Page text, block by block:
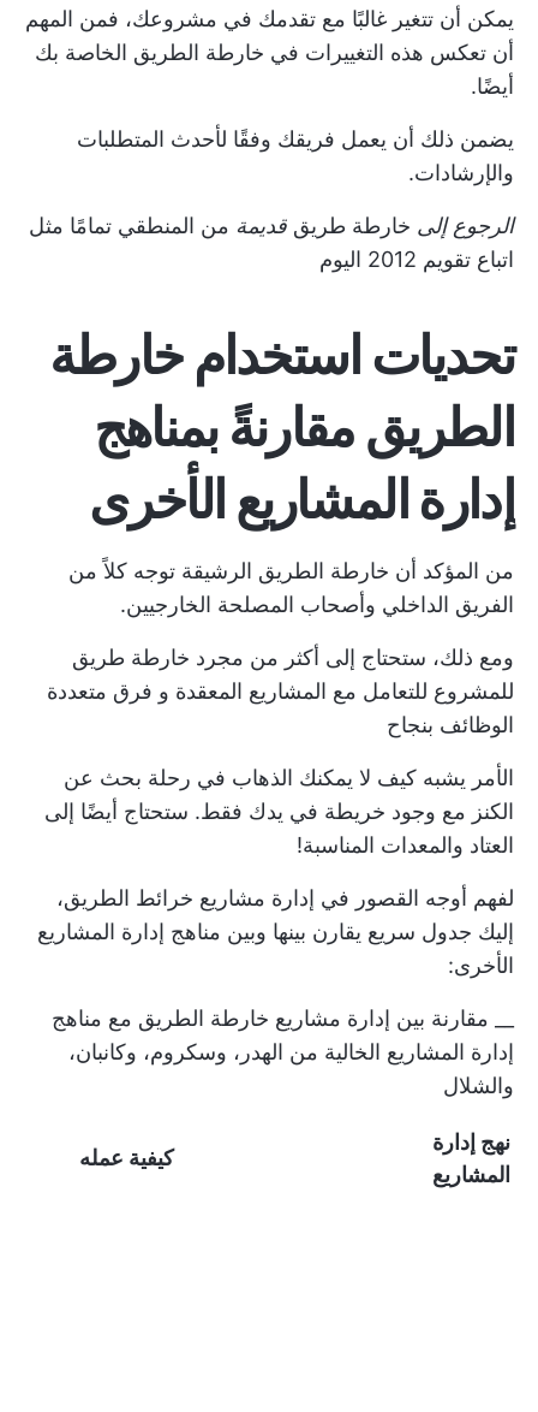
يمكن أن تتغير غالبًا مع تقدمك في مشروعك، فمن المهم
أن تعكس هذه التغييرات في خارطة الطريق الخاصة بك
أيضًا.
يضمن ذلك أن يعمل فريقك وفقًا لأحدث المتطلبات
والإرشادات.
الرجوع إلى خارطة طريق قديمة من المنطقي تمامًا مثل
اتباع تقويم 2012 اليوم
تحديات استخدام خارطة
الطريق مقارنةً بمناهج
إدارة المشاريع الأخرى
من المؤكد أن خارطة الطريق الرشيقة توجه كلاً من
الفريق الداخلي وأصحاب المصلحة الخارجيين.
ومع ذلك، ستحتاج إلى أكثر من مجرد خارطة طريق
للمشروع للتعامل مع المشاريع المعقدة و فرق متعددة
الوظائف بنجاح
الأمر يشبه كيف لا يمكنك الذهاب في رحلة بحث عن
الكنز مع وجود خريطة في يدك فقط. ستحتاج أيضًا إلى
العتاد والمعدات المناسبة!
لفهم أوجه القصور في إدارة مشاريع خرائط الطريق،
إليك جدول سريع يقارن بينها وبين مناهج إدارة المشاريع
الأخرى:
__ مقارنة بين إدارة مشاريع خارطة الطريق مع مناهج
إدارة المشاريع الخالية من الهدر، وسكروم، وكانبان،
والشلال
نهج إدارة
المشاريع
كيفية عمله